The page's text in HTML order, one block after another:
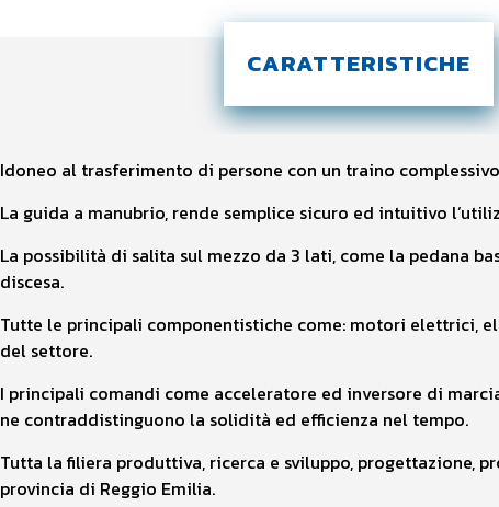
CARATTERISTICHE
Idoneo al trasferimento di persone con un traino
La guida a manubrio, rende semplice sicuro ed intuitivo
La possibilità di salita sul mezzo da 3 lati, come la pedana
discesa.
Tutte le principali componentistiche come: motori elettrici,
del settore.
I principali comandi come acceleratore ed inversore di
ne contraddistinguono la solidità ed efficienza nel tempo.
Tutta la filiera produttiva, ricerca e sviluppo, progettazione,
provincia di Reggio Emilia.